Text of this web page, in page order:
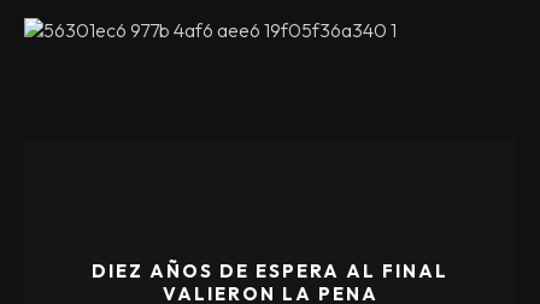
DIEZ AÑOS DE ESPERA AL FINAL
VALIERON LA PENA